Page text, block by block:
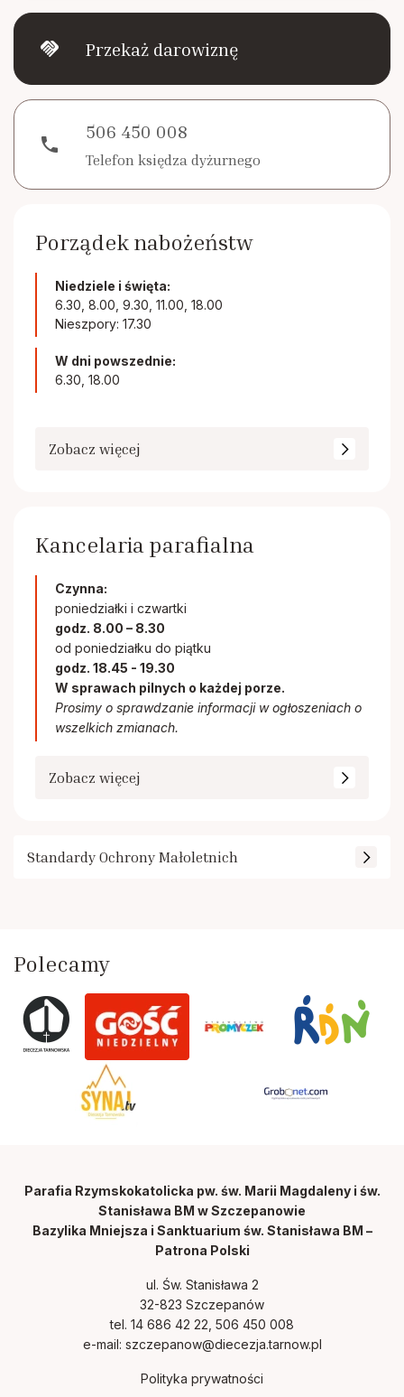
handshake Przekaż darowiznę
phone
506 450 008
Telefon księdza dyżurnego
Porządek nabożeństw
Niedziele i święta:
6.30, 8.00, 9.30, 11.00, 18.00
Nieszpory: 17.30
W dni powszednie:
6.30, 18.00
Zobacz więcej
Kancelaria parafialna
Czynna:
poniedziałki i czwartki
godz. 8.00 – 8.30
od poniedziałku do piątku
godz. 18.45 - 19.30
W sprawach pilnych o każdej porze.
Prosimy o sprawdzanie informacji w ogłoszeniach o
wszelkich zmianach.
Zobacz więcej
Standardy Ochrony Małoletnich
Polecamy
Parafia Rzymskokatolicka pw. św. Marii Magdaleny i św.
Stanisława BM w Szczepanowie
Bazylika Mniejsza i Sanktuarium św. Stanisława BM –
Patrona Polski
ul. Św. Stanisława 2
32-823 Szczepanów
tel. 14 686 42 22, 506 450 008
e-mail: szczepanow@diecezja.tarnow.pl
Polityka prywatności